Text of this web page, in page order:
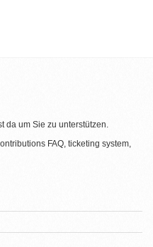
da um Sie zu unterstützen.
FAQ, ticketing system,